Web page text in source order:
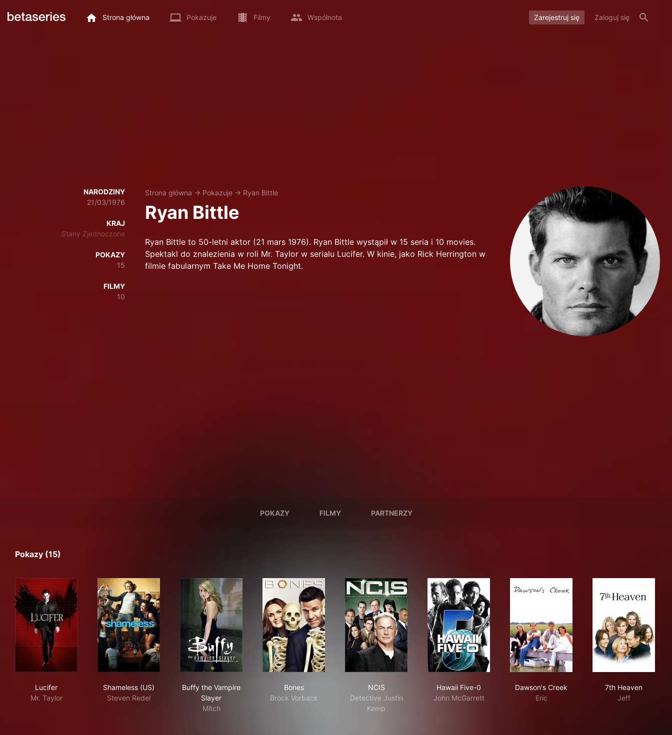
Strona główna Pokazuje Filmy Wspólnota Zarejestruj się Zaloguj się
NARODZINY
21/03/1976
KRAJ
Stany Zjednoczone
POKAZY
15
FILMY
10
Strona główna → Pokazuje → Ryan Bittle
Ryan Bittle
Ryan Bittle to 50-letni aktor (21 mars 1976). Ryan Bittle wystąpił w 15 seria i 10 movies.
Spektakl do znalezienia w roli Mr. Taylor w serialu Lucifer. W kinie, jako Rick Herrington w
filmie fabularnym Take Me Home Tonight.
POKAZY FILMY PARTNERZY
Pokazy (15)
Lucifer
Mr. Taylor
Shameless (US)
Steven Redel
Buffy the Vampire
Slayer
Mitch
Bones
Brock Vorback
NCIS
Detective Justin
Kemp
Hawaii Five-0
John McGarrett
Dawson's Creek
Eric
7th Heaven
Jeff